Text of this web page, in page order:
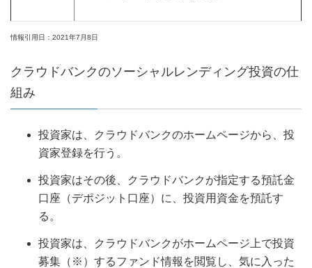
情報引用日：2021年7月8日
クラウドバンクのソーシャルレンディング投資の仕
組み
投資家は、クラウドバンクのホームページから、投
資家登録を行う。
投資家はその後、クラウドバンクが指定する預託金
口座（デポジット口座）に、投資用資金を預託す
る。
投資家は、クラウドバンクがホームページ上で投資
募集（※）するファンド情報を閲覧し、気に入った